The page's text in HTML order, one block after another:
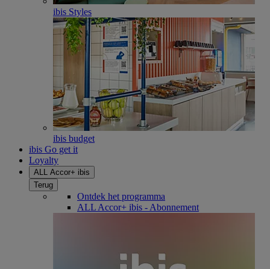
ibis Styles
ibis budget
ibis Go get it
Loyalty
ALL Accor+ ibis
Terug
Ontdek het programma
ALL Accor+ ibis - Abonnement